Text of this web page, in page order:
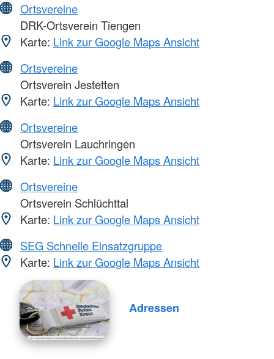
Ortsvereine
DRK-Ortsverein Tiengen
Karte: Link zur Google Maps Ansicht
Ortsvereine
Ortsverein Jestetten
Karte: Link zur Google Maps Ansicht
Ortsvereine
Ortsverein Lauchringen
Karte: Link zur Google Maps Ansicht
Ortsvereine
Ortsverein Schlüchttal
Karte: Link zur Google Maps Ansicht
SEG Schnelle Einsatzgruppe
Karte: Link zur Google Maps Ansicht
Adressen